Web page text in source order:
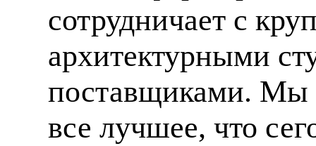
сотрудничает с
архитектурными
поставщиками. Мы
все лучшее, что